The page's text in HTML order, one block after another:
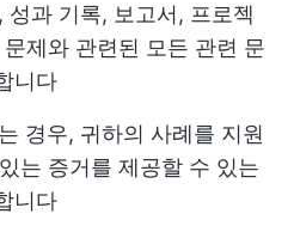
성과 기록, 보고서, 프로젝
제와 관련된 모든 관련 문
니다
경우, 귀하의 사례를 지원
는 증거를 제공할 수 있는
니다